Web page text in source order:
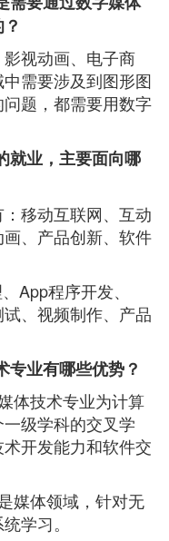
视动画、电子商
需要涉及到图形图
题，都需要用数字
就业，主要面向哪
移动互联网、互动
、产品创新、软件
App程序开发、
、视频制作、产品
专业有哪些优势？
体技术专业为计算
级学科的交叉学
开发能力和软件交
媒体领域，针对无
学习。